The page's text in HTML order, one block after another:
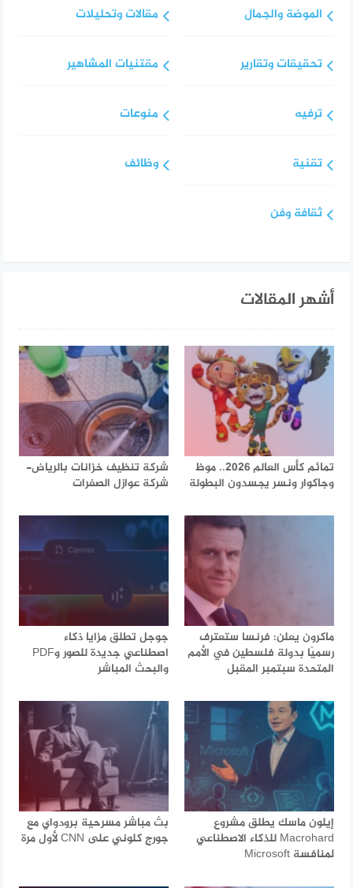
الموضة والجمال
تحقيقات وتقارير
ترفيه
تقنية
ثقافة وفن
مقالات وتحليلات
مقتنيات المشاهير
منوعات
وظائف
أشهر المقالات
تمائم كأس العالم 2026.. موظ
وجاكوار ونسر يجسدون البطولة
شركة تنظيف خزانات بالرياض-
شركة عوازل الصفرات
ماكرون يعلن: فرنسا ستعترف
رسميًا بدولة فلسطين في الأمم
المتحدة سبتمبر المقبل
جوجل تطلق مزايا ذكاء
اصطناعي جديدة للصور وPDF
والبحث المباشر
إيلون ماسك يطلق مشروع
Macrohard للذكاء الاصطناعي
لمنافسة Microsoft
بث مباشر مسرحية برودواي مع
جورج كلوني على CNN لأول مرة